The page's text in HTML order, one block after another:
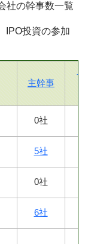
社の幹事数一覧
IPO投資の参加
主幹事
0社
5社
0社
6社